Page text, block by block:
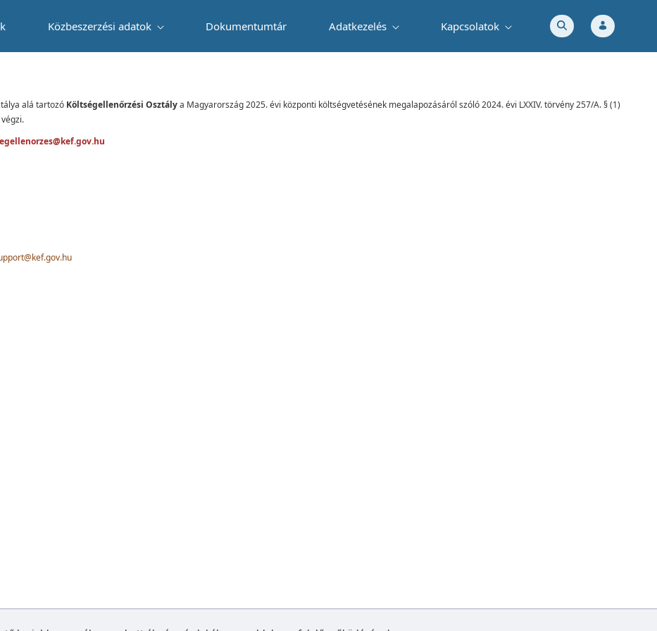
Közbeszerzési adatok Dokumentumtár Adatkezelés Kapcsolatok
alá tartozó Költségellenőrzési Osztálya Magyarország 2025. évi központi költségvetésének megalapozásáról szóló 2024. évi LXXIV. törvény 257/A. § (1)